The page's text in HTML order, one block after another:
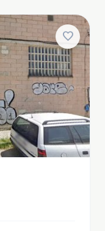
favorite